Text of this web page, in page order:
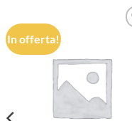
In offerta!